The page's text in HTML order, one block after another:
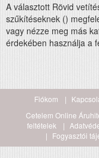
A választott Rövid
szűkítéseknek ()
vagy nézze meg más
érdekében használja a
Fiókom
Cetelem Online
feltételek
Fogyasztói